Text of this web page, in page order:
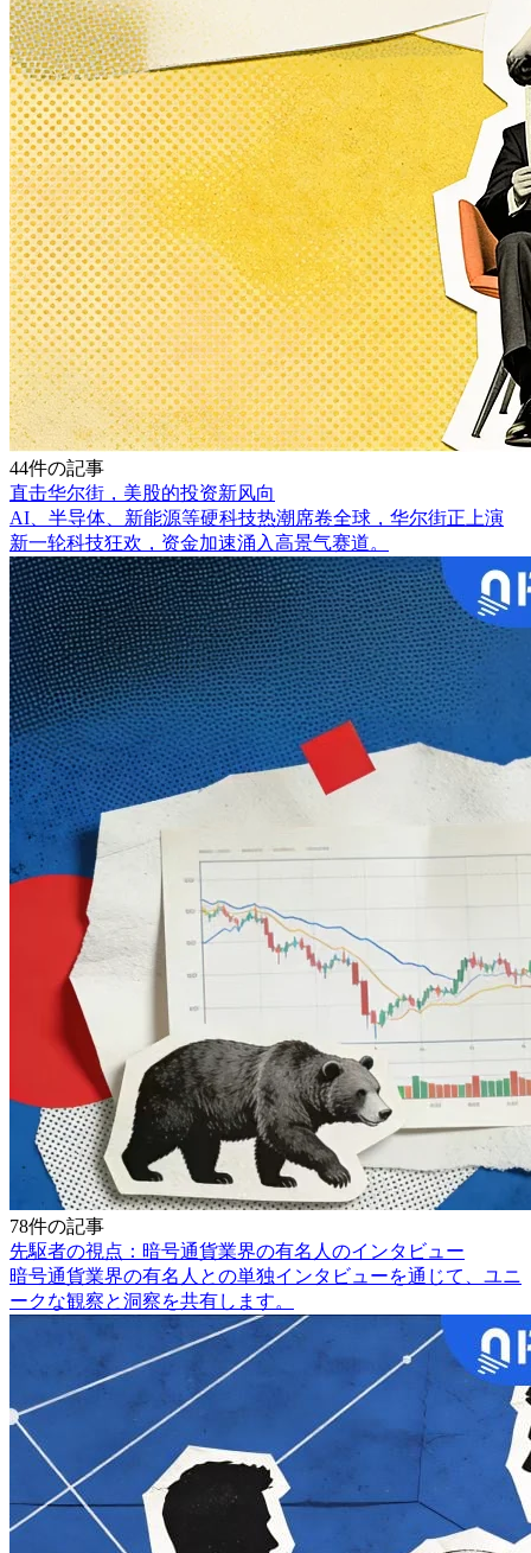
44件の記事
直击华尔街，美股的投资新风向
AI、半导体、新能源等硬科技热潮席卷全球，华尔街正上演
新一轮科技狂欢，资金加速涌入高景气赛道。
78件の記事
先駆者の視点：暗号通貨業界の有名人のインタビュー
暗号通貨業界の有名人との単独インタビューを通じて、ユニ
ークな観察と洞察を共有します。